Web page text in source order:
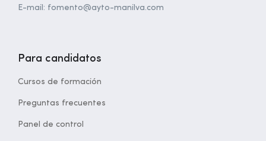
E-mail: fomento@ayto-manilva.com
Para candidatos
Cursos de formación
Preguntas frecuentes
Panel de control